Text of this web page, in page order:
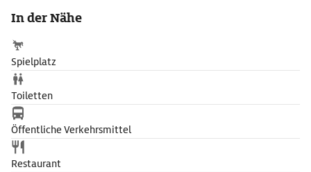
die Trophäensammlung von der Funktion als Jagdschloss,
dessen kostbar ausgestattete Salons und vor allem der
Marmorsaal damals fürstliche Gäste und heute Besucher
gleichermaßen beeindruckt.
In der Nähe
Spielplatz
Toiletten
Öffentliche Verkehrsmittel
Restaurant